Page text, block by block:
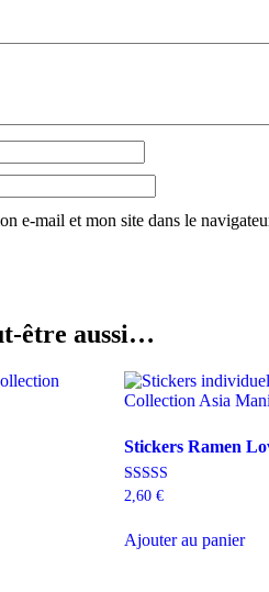
e-mail et mon site dans le
être aussi…
Stickers Ramen
Note
2,60 €
Ajouter au panier